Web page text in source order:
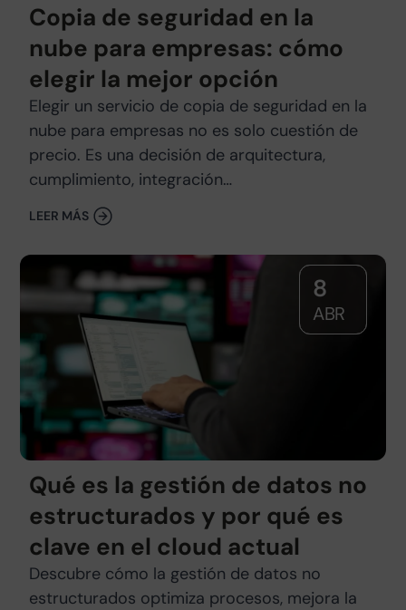
Copia de seguridad en la
nube para empresas: cómo
elegir la mejor opción
Elegir un servicio de copia de seguridad en la
nube para empresas no es solo cuestión de
precio. Es una decisión de arquitectura,
cumplimiento, integración…
LEER MÁS
8
ABR
Qué es la gestión de datos no
estructurados y por qué es
clave en el cloud actual
Descubre cómo la gestión de datos no
estructurados optimiza procesos, mejora la